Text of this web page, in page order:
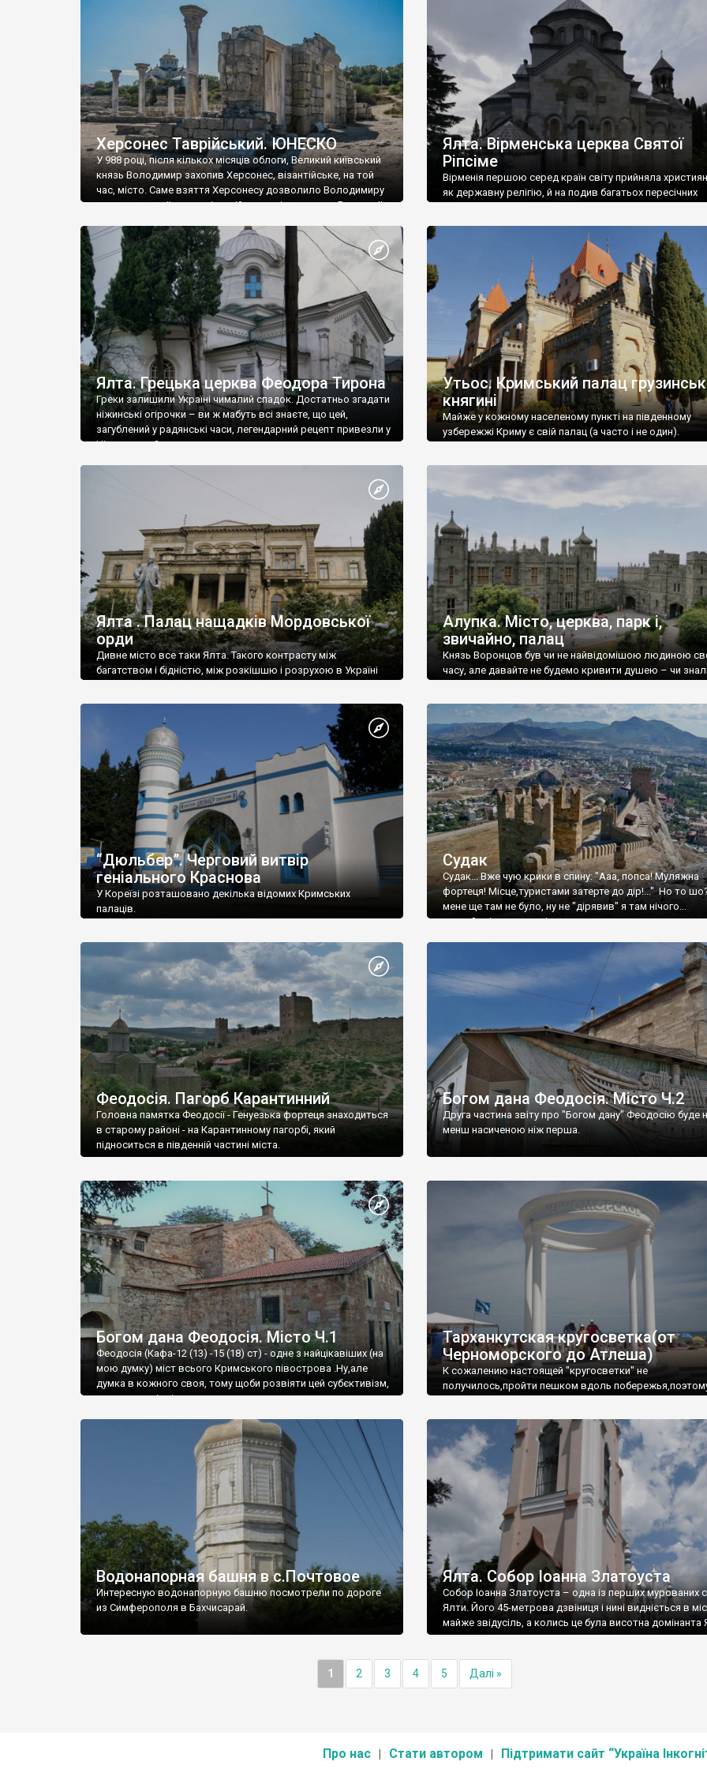
візантійської доби. Раритети викрадені з фондів об’єкту
культурної спадщини ЮНЕСКО «Херсонеса Таврійського».
Офіційно – на виставку «Золото Візантії», але експерти та
влада в Україні вважають це лише […]
називаються «повстяками» (postaki)…” “Вино. Крим
виробляє відмінне вино і його вдосталь: воно все
легке біле і дуже […]
Херсонес Таврійський. ЮНЕСКО
У 988 році, після кількох місяців облоги, Великий київський
князь Володимир захопив Херсонес, візантійське, на той
час, місто. Саме взяття Херсонесу дозволило Володимиру
диктувати свої умови візантійському імператору Василю ІІ,
Херсонесі Володимир-язичник, став Василем-
християнином. А потім було Хрещення Русі. На честь
Херсонесу Таврійського названо місто […]
Ялта. Вірменська церква Святої
Ріпсіме
Вірменія першою серед країн світу прийняла
як державну релігію, й на подив багатьох пересічних
Ялта. Грецька церква Феодора Тирона
Греки залишили Україні чималий спадок. Достатньо згадати
ніжинські огірочки – ви ж мабуть всі знаєте, що цей,
загублений у радянські часи, легендарний рецепт привезли у
Ніжин греки?
Утьос. Кримський палац
княгині
Майже у кожному населеному пункті на південному
узбережжі Криму є свій палац (а часто і не один).
Ялта . Палац нащадків Мордовської
орди
Дивне місто все таки Ялта. Такого контрасту між
багатством і бідністю, між розкішшю і розрухою в Україні
Алупка. Місто, церква, парк і,
звичайно, палац
Князь Воронцов був чи не найвідомішою людиною
часу, але давайте не будемо кривити душею – чи
“Дюльбер”. Черговий витвір
геніального Краснова
У Кореїзі розташовано декілька відомих Кримських
палаців.
Судак
Судак... Вже чую крики в спину: "Ааа, попса! Муляжна
фортеця! Місце,туристами затерте до дір!..." Но то
мене ще там не було, ну не "дірявив" я там нічого...
принаймні до цього літа.
Феодосія. Пагорб Карантинний
Головна памятка Феодосії - Генуезька фортеця знаходиться
в старому районі - на Карантинному пагорбі, який
підноситься в південній частині міста.
Богом дана Феодосія. Місто Ч.2
Друга частина звіту про "Богом дану" Феодосію буде
менш насиченою ніж перша.
Богом дана Феодосія. Місто Ч.1
Феодосія (Кафа-12 (13) -15 (18) ст) - одне з найцікавіших (на
мою думку) міст всього Кримського півострова .Ну,але
думка в кожного своя, тому щоби розвіяти цей субєктивізм,
запрошую відвідати це
Тарханкутская кругосветка(от
Черноморского до Атлеша)
К сожалению настоящей "кругосветки" не
получилось,пройти пешком вдоль
Водонапорная башня в с.Почтовое
Интересную водонапорную башню посмотрели по дороге
из Симферополя в Бахчисарай.
Ялта. Собор Іоанна Златоуста
Собор Іоанна Златоуста – одна із перших мурованих
Ялти. Його 45-метрова дзвіниця і нині видніється в
майже звідусіль, а колись це була висотна домінанта
1 2 3 4 5 Далі »
Про нас Стати автором Підтримати сайт “Україна